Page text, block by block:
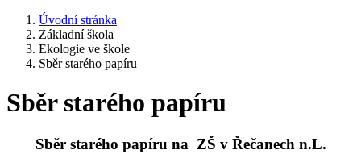
Úvodní stránka
Základní škola
Ekologie ve škole
Sběr starého papíru
Sběr starého papíru
Sběr starého papíru na ZŠ v Řečanech n.L.